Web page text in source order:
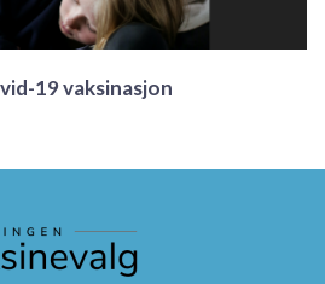
19 vaksinasjon